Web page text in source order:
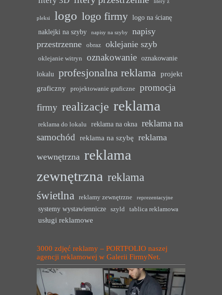
litery z
pleksi logo logo firmy logo na ścianę
naklejki na szyby
napisy na szyby
napisy
przestrzenne
obraz oklejanie szyb
oklejanie witryn oznakowanie oznakowanie
lokalu profesjonalna reklama projekt
graficzny
projektowanie graficzne
promocja
firmy realizacje reklama
reklama do lokalu reklama na okna reklama na
samochód reklama na szybę reklama
wewnętrzna reklama
zewnętrzna reklama
świetlna
reklamy zewnętrzne reprezentacyjne
systemy wystawiennicze szyld tablica reklamowa
usługi reklamowe
3000 zdjęć reklamy – PORTFOLIO naszej
agencji reklamowej w Galerii FirmyNet.